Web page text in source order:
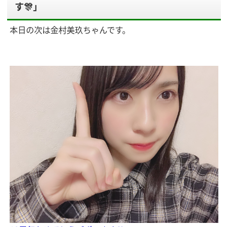
す🎊」
本日の次は金村美玖ちゃんです。